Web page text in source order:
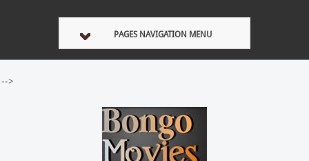
PAGES NAVIGATION MENU
-->